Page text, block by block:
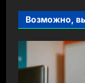
Возможно,